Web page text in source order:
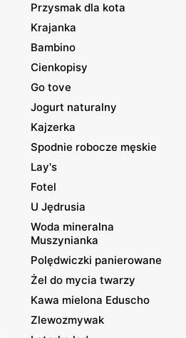
Przysmak dla kota
Krajanka
Bambino
Cienkopisy
Go tove
Jogurt naturalny
Kajzerka
Spodnie robocze męskie
Lay's
Fotel
U Jędrusia
Woda mineralna
Muszynianka
Polędwiczki panierowane
Żel do mycia twarzy
Kawa mielona Eduscho
Zlewozmywak